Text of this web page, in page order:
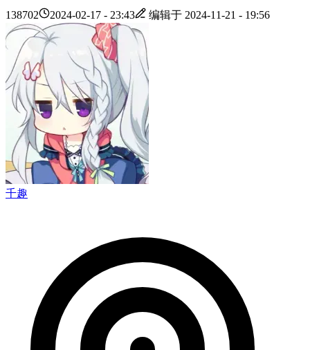
138702 2024-02-17 - 23:43 编辑于 2024-11-21 - 19:56
千趣